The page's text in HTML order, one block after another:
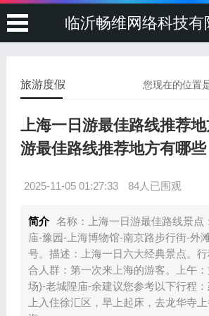
临沂畅维网络科技有
您现在的位置
旅游度假
上海一日游最佳路线推荐地
游最佳路线推荐地方有哪些
2025-11-05 01:27:33 84人已围观
简介 名称：上海一日游最佳路线景点
庙-豫园-上海博物馆-南京路步行街-
号。描述：上海一日六大经典景点。
合人群：第一次来上海的游客。上午
场)-老城隍庙-余建议您参考以下行程
上入住徐汇区，早上起床，去龙华寺